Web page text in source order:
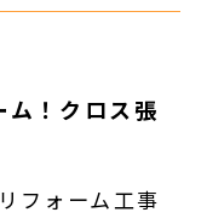
ム！クロス張
フォーム工事